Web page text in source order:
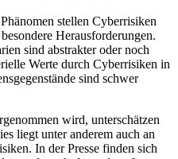
stellen Cyberrisiken
Herausforderungen.
sind abstrakter oder noch
Werte durch Cyberrisiken in
sind schwer
wird, unterschätzen
liegt unter anderem auch an
In der Presse finden sich